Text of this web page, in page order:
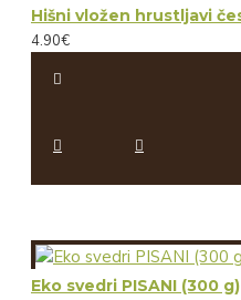
4.90€
Eko svedri PISANI (300 g)